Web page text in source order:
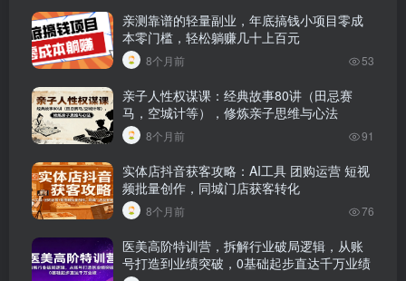
亲测靠谱的轻量副业，年底搞钱小项目零成
本零门槛，轻松躺赚几十上百元
8个月前 53
亲子人性权谋课：经典故事80讲（田忌赛
马，空城计等），修炼亲子思维与心法
8个月前 91
实体店抖音获客攻略：AI工具 团购运营 短视
频批量创作，同城门店获客转化
8个月前 76
医美高阶特训营，拆解行业破局逻辑，从账
号打造到业绩突破，0基础起步直达千万业绩